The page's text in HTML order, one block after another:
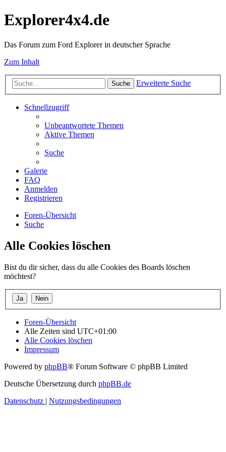
Explorer4x4.de
Das Forum zum Ford Explorer in deutscher Sprache
Zum Inhalt
Suche Erweiterte Suche
Schnellzugriff
Unbeantwortete Themen
Aktive Themen
Suche
Galerie
FAQ
Anmelden
Registrieren
Foren-Übersicht
Suche
Alle Cookies löschen
Bist du dir sicher, dass du alle Cookies des Boards löschen
möchtest?
Foren-Übersicht
Alle Zeiten sind UTC+01:00
Alle Cookies löschen
Impressum
Powered by phpBB® Forum Software © phpBB Limited
Deutsche Übersetzung durch phpBB.de
Datenschutz | Nutzungsbedingungen